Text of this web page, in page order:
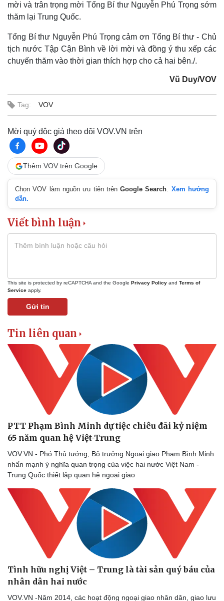
Kinh tế
Bất động sản
Khởi nghiệp
Giá vàng
Tiêu dùng
mời và trân trọng mời Tổng Bí thư Nguyễn Phú Trọng sớm
thăm lại Trung Quốc.
Tổng Bí thư Nguyễn Phú Trọng cảm ơn Tổng Bí thư - Chủ
tịch nước Tập Cận Bình về lời mời và đồng ý thu xếp các
chuyến thăm vào thời gian thích hợp cho cả hai bên./.
Vũ Duy/VOV
Tag: VOV
Mời quý độc giả theo dõi VOV.VN trên
Thêm VOV trên Google
Chọn VOV làm nguồn ưu tiên trênGoogle Search. Xem hướng
dẫn.
Viết bình luận
This site is protected by reCAPTCHA and the Google Privacy Policy and Terms of
Service apply.
Gửi tin
Tin liên quan
PTT Phạm Bình Minh dự tiệc chiêu đãi kỷ niệm
65 năm quan hệ Việt-Trung
VOV.VN - Phó Thủ tướng, Bộ trưởng Ngoại giao Phạm Bình Minh
nhấn mạnh ý nghĩa quan trọng của việc hai nước Việt Nam -
Trung Quốc thiết lập quan hệ ngoại giao
Tình hữu nghị Việt – Trung là tài sản quý báu của
nhân dân hai nước
VOV.VN -Năm 2014, các hoạt động ngoại giao nhân dân, giao lưu